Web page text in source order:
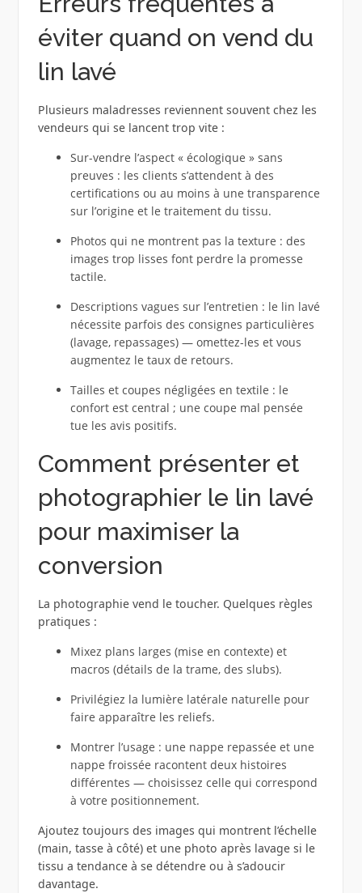
éviter quand on vend du
lin lavé
Plusieurs maladresses reviennent souvent chez les
vendeurs qui se lancent trop vite :
Sur-vendre l’aspect « écologique » sans
preuves : les clients s’attendent à des
certifications ou au moins à une transparence
sur l’origine et le traitement du tissu.
Photos qui ne montrent pas la texture : des
images trop lisses font perdre la promesse
tactile.
Descriptions vagues sur l’entretien : le lin lavé
nécessite parfois des consignes particulières
(lavage, repassages) — omettez-les et vous
augmentez le taux de retours.
Tailles et coupes négligées en textile : le
confort est central ; une coupe mal pensée
tue les avis positifs.
Comment présenter et
photographier le lin lavé
pour maximiser la
conversion
La photographie vend le toucher. Quelques règles
pratiques :
Mixez plans larges (mise en contexte) et
macros (détails de la trame, des slubs).
Privilégiez la lumière latérale naturelle pour
faire apparaître les reliefs.
Montrer l’usage : une nappe repassée et une
nappe froissée racontent deux histoires
différentes — choisissez celle qui correspond
à votre positionnement.
Ajoutez toujours des images qui montrent l’échelle
(main, tasse à côté) et une photo après lavage si le
tissu a tendance à se détendre ou à s’adoucir
davantage.